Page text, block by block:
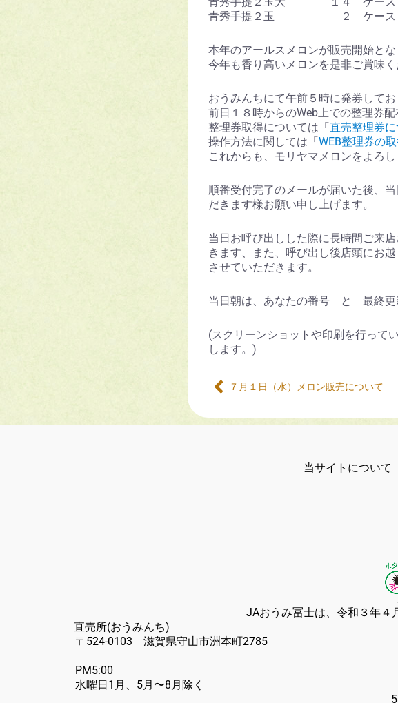
青秀手提２玉 ２ ケース
本年のアールスメロンが販売開始とな
今年も香り高いメロンを是非ご賞味く
おうみんちにて午前５時に発券して
前日１８時からのWeb上での整理券
整理券取得については「直売整理券に
操作方法に関しては「WEB整理券の
これからも、モリヤマメロンをよろし
順番受付完了のメールが届いた後、
だきます様お願い申し上げます。
当日お呼び出しした際に長時間ご来
きます、また、呼び出し後店頭にお
させていただきます。
当日朝は、あなたの番号 と 最終更
(スクリーンショットや印刷を行って
します。)
７月１日（水）メロン販売について
当サイトについて
JAおうみ冨士は、令和３年４
直売所(
〒524-0103 滋
PM5:00 定
水曜日1月、5